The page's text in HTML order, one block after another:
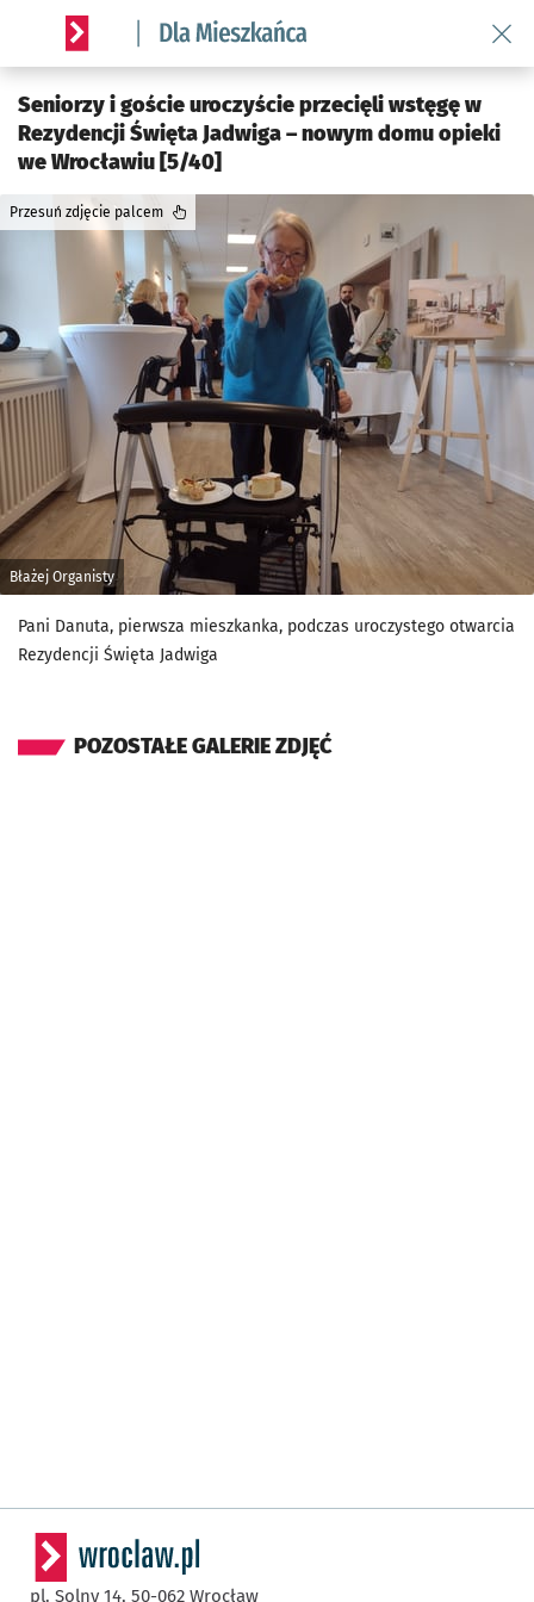
Serwis informacyjny wroclaw.pl podserwis: Dla mieszkańca
Seniorzy i goście uroczyście przecięli wstęgę w
Rezydencji Święta Jadwiga – nowym domu opieki
we Wrocławiu [5/40]
Błażej Organisty
Przesuń zdjęcie palcem
Pani Danuta, pierwsza mieszkanka, podczas uroczystego otwarcia
Rezydencji Święta Jadwiga
POZOSTAŁE GALERIE ZDJĘĆ
pl. Solny 14, 50-062 Wrocław